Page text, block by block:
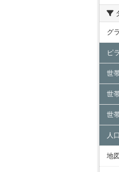
グ
ピ
世
世
世
人口
地図